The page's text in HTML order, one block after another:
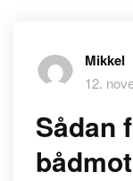
Mikkel
12.
Sådan